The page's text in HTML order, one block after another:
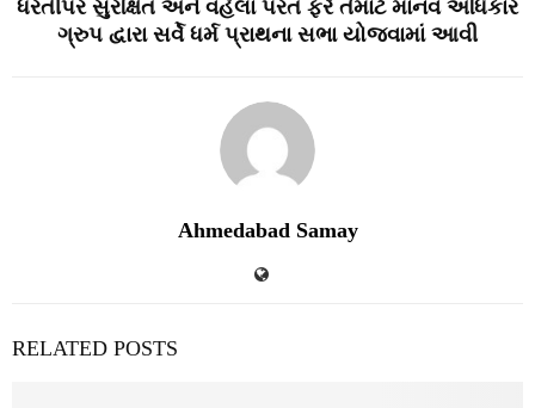
ધરતીપર સુરક્ષિત અને વહેલા પરત ફરે તેમાટે માનવ અધિકાર
ગ્રુપ દ્વારા સર્વે ધર્મ પ્રાથના સભા યોજવામાં આવી
Ahmedabad Samay
RELATED POSTS